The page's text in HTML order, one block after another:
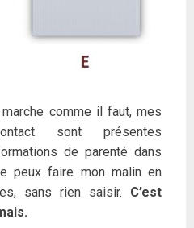
comme il faut, mes
sont présentes
de parenté dans
peux faire mon malin en
sans rien saisir. C’est